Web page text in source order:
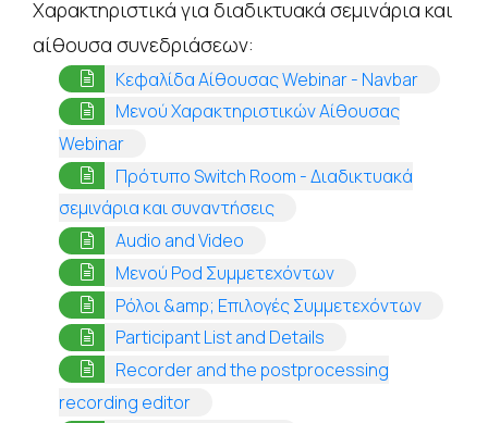
Χαρακτηριστικά για διαδικτυακά σεμινάρια και
αίθουσα συνεδριάσεων:
Κεφαλίδα Αίθουσας Webinar - Navbar(opens
Μενού Χαρακτηριστικών Αίθουσας
Webinar(opens in a new tab)
Πρότυπο Switch Room - Διαδικτυακά
σεμινάρια και συναντήσεις(opens in a new tab)
Audio and Video
Μενού Pod Συμμετεχόντων(opens in a new
Ρόλοι &amp; Επιλογές Συμμετεχόντων(opens
Participant List and Details
Recorder and the postprocessing
recording editor(opens in a new tab)